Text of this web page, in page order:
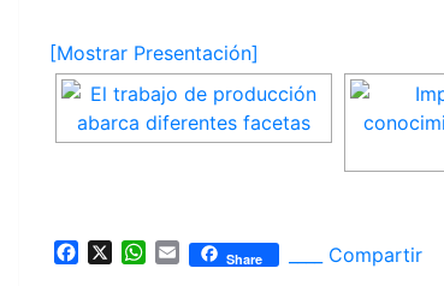
[Mostrar Presentación]
W
E
Share ____ Compartir